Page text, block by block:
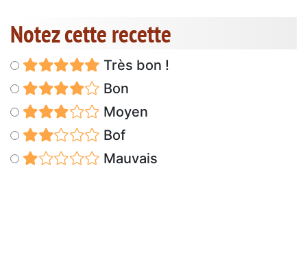
Notez cette recette
Très bon !
Bon
Moyen
Bof
Mauvais